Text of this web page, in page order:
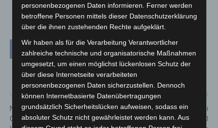
Vorheriger Artikel
Niedersachsen verlängert
Geltungsdauer der Corona-
Großer Waffenfund: Polizei
stellt knapp 250
personenbezogenen Daten informieren. Ferner werden
betroffene Personen mittels dieser Datenschutzerklärung
über die ihnen zustehenden Rechte aufgeklärt.
Wir haben als für die Verarbeitung Verantwortlicher
zahlreiche technische und organisatorische Maßnahmen
umgesetzt, um einen möglichst lückenlosen Schutz der
über diese Internetseite verarbeiteten
personenbezogenen Daten sicherzustellen. Dennoch
können Internetbasierte Datenübertragungen
grundsätzlich Sicherheitslücken aufweisen, sodass ein
absoluter Schutz nicht gewährleistet werden kann. Aus